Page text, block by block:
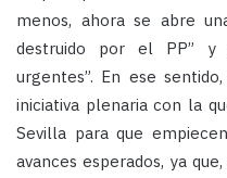
menos, ahora se abre
destruido por el PP” y
urgentes”. En ese
iniciativa plenaria con la
Sevilla para que
avances esperados, ya